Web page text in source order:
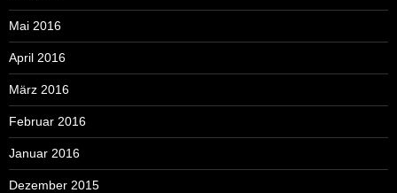
Mai 2016
April 2016
März 2016
Februar 2016
Januar 2016
Dezember 2015